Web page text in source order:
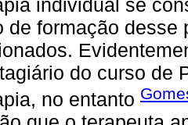
individual se
de formação
do curso de
no entanto